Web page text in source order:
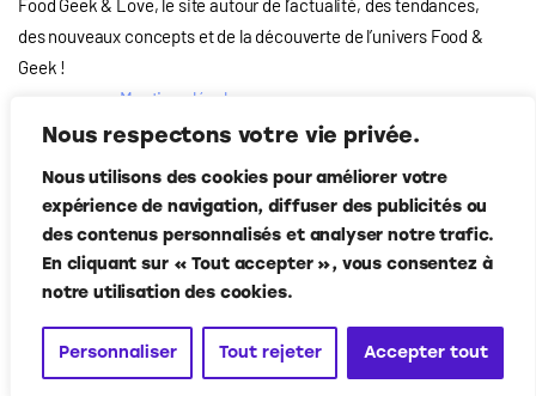
Nous respectons votre vie privée.
Nous utilisons des cookies pour améliorer votre
expérience de navigation, diffuser des publicités ou
des contenus personnalisés et analyser notre trafic.
En cliquant sur « Tout accepter », vous consentez à
notre utilisation des cookies.
Personnaliser Tout rejeter Accepter tout
Food Geek & Love, le site autour de l’actualité, des tendances,
des nouveaux concepts et de la découverte de l’univers Food&
Geek !
Mentions légales
Qui-sommes nous
Contact
Suivez-nous
Food Geek & Love© Corner Media 2024. Tous droits réservés.